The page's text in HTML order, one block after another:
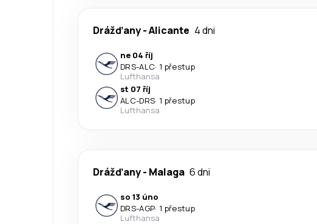
Drážďany-Alicante 4 dni
ne 04 říj
DRS-ALC· 1 přestup
Lufthansa
st 07 říj
ALC-DRS· 1 přestup
Lufthansa
Drážďany- Malaga 6 dni
so 13 úno
DRS-AGP· 1 přestup
Lufthansa